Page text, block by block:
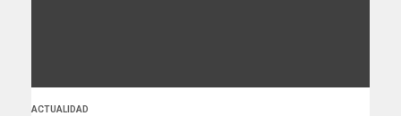
ACTUALIDAD